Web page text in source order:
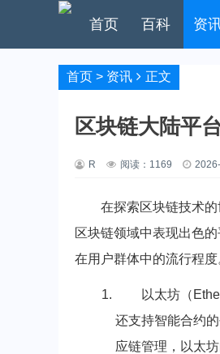
首页 百科 资
首页 > 资讯 正文
区块链大陆平
R 阅读： 1169
在探索区块链技术
区块链领域中表现出色
在用户群体中的流行程度
以太坊（
还支持智能合约
应链管理，以太